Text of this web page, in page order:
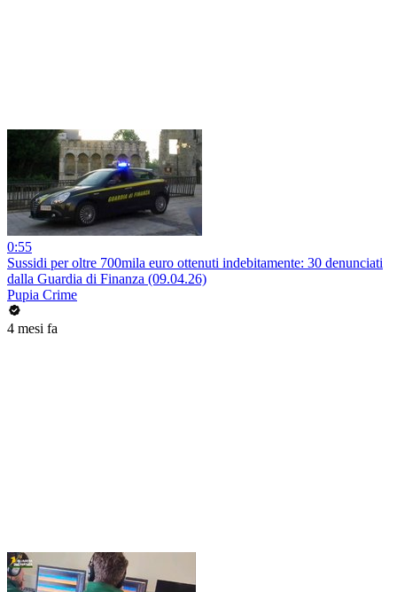
0:55
Sussidi per oltre 700mila euro ottenuti indebitamente: 30 denunciati
dalla Guardia di Finanza (09.04.26)
Pupia Crime
4 mesi fa